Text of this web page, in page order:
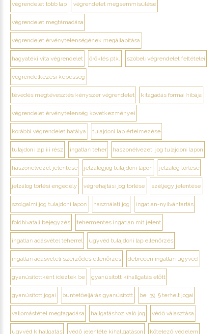
végrendelet több lap végrendelet megsemmisülése
végrendelet megtámadása
végrendelet érvénytelenségének megállapítása
hagyatéki vita végrendelet öröklés ptk. szóbeli végrendelet feltételei
végrendelkezési képesség
tévedés megtévesztés kényszer végrendelet kitagadás formai hibája
végrendelet érvénytelenség következményei
korábbi végrendelet hatálya tulajdoni lap értelmezése
tulajdoni lap iii rész ingatlan teher haszonélvezeti jog tulajdoni lapon
haszonélvezet jelentése jelzálogjog tulajdoni lapon jelzálog törlése
jelzálog törlési engedély végrehajtási jog törlése széljegy jelentése
szolgalmi jog tulajdoni lapon használati jog ingatlan-nyilvántartás
földhivatali bejegyzés tehermentes ingatlan mit jelent
ingatlan adásvétel teherrel ügyvéd tulajdoni lap ellenőrzés
ingatlan adásvételi szerződés ellenőrzés debrecen ingatlan ügyvéd
gyanúsítottként idéztek be gyanúsított kihallgatás előtt
gyanúsított jogai büntetőeljárás gyanúsított be. 39. § terhelt jogai
vallomástétel megtagadása hallgatáshoz való jog védő választása
ügyvéd kihallgatás védő jelenléte kihallgatáson kötelező védelem